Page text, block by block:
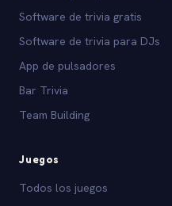
Software de trivia gratis
Software de trivia para DJs
App de pulsadores
Bar Trivia
Team Building
Juegos
Todos los juegos